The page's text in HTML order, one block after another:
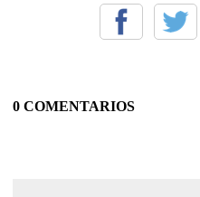
0 COMENTARIOS